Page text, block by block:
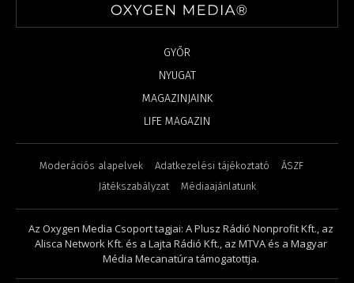
GYŐR
NYUGAT
MAGAZINJAINK
LIFE MAGAZIN
Moderációs alapelvek Adatkezelési tájékoztató
ÁSZF
Játékszabályzat
Médiaajánlatunk
Az Oxygen Media Csoport tagjai: A Plusz Rádió Nonprofit Kft., az
Alisca Network Kft. és a Lajta Rádió Kft., az MTVA és a Magyar
Média Mecanatúra támogatottja.